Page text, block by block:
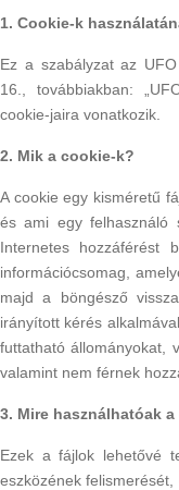
1. Cookie-k
Ez a szabályzat az
16., továbbiakban:
cookie-jaira vonatkozik.
2. Mik a cookie-k?
A cookie egy kisméretű
és ami egy felhasználó
Internetes hozzáférést
információcsomag,
majd a böngésző
irányított kérés
futtatható állományokat,
valamint nem férnek
3. Mire használhatóak
Ezek a fájlok lehetővé
eszközének